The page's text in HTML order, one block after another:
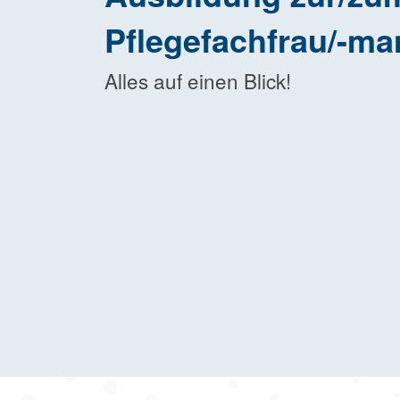
Pflege­fachfrau/-
Alles auf einen Blick!